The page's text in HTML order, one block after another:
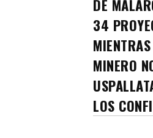
DE
34
MINERO
LOS